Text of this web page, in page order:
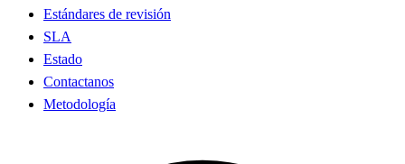
Estándares de revisión
SLA
Estado
Contactanos
Metodología